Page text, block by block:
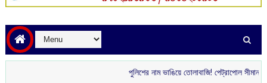
পুলিশের নাম ভাঙিয়ে তোলাবাজি! পেট্রাপোল সীমান্ত